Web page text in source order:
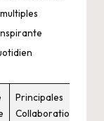
Principales
Collaborations